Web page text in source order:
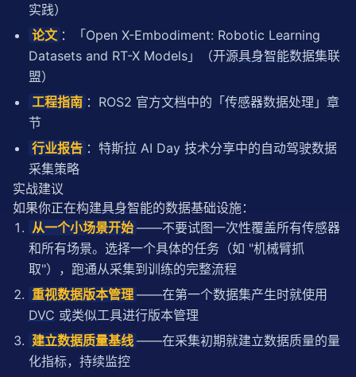
实践）
论文 ：「Open X-Embodiment: Robotic Learning
Datasets and RT-X Models」（开源具身智能数据集联
盟）
工程指南 ：ROS2 官方文档中的「传感器数据处理」章
节
行业报告 ：特斯拉 AI Day 技术分享中的自动驾驶数据
采集策略
实战建议
如果你正在构建具身智能的数据基础设施：
从一个小场景开始 ——不要试图一次性覆盖所有传感器
和所有场景。选择一个具体的任务（如 "机械臂抓
取"），跑通从采集到训练的完整流程
重视数据版本管理 ——在第一个数据集产生时就使用
DVC 或类似工具进行版本管理
建立数据质量基线 ——在采集初期就建立数据质量的量
化指标，持续监控